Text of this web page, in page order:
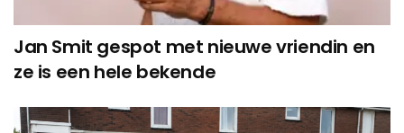
Jan Smit gespot met nieuwe vriendin en
ze is een hele bekende